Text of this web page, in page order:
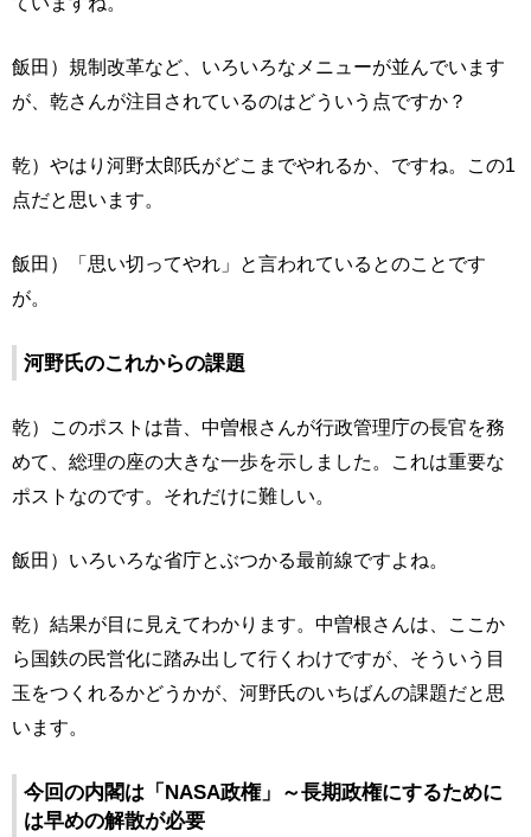
飯田）規制改革など、いろいろなメニューが並んでいます
が、乾さんが注目されているのはどういう点ですか？
乾）やはり河野太郎氏がどこまでやれるか、ですね。この1
点だと思います。
飯田）「思い切ってやれ」と言われているとのことです
が。
河野氏のこれからの課題
乾）このポストは昔、中曽根さんが行政管理庁の長官を務
めて、総理の座の大きな一歩を示しました。これは重要な
ポストなのです。それだけに難しい。
飯田）いろいろな省庁とぶつかる最前線ですよね。
乾）結果が目に見えてわかります。中曽根さんは、ここか
ら国鉄の民営化に踏み出して行くわけですが、そういう目
玉をつくれるかどうかが、河野氏のいちばんの課題だと思
います。
今回の内閣は「NASA政権」～長期政権にするために
は早めの解散が必要